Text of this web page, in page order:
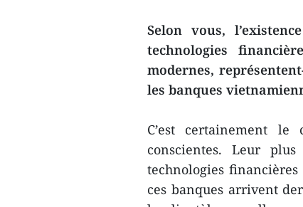
Selon vous,
technologies
modernes,
les banques
C’est certainement
conscientes. Leur
technologies
ces banques arrivent